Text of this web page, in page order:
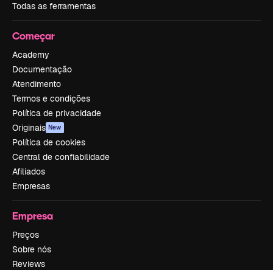
Todas as ferramentas
Começar
Academy
Documentação
Atendimento
Termos e condições
Política de privacidade
Originais New
Política de cookies
Central de confiabilidade
Afiliados
Empresas
Empresa
Preços
Sobre nós
Reviews